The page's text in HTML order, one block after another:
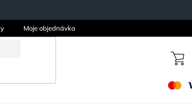
Moje objednávka